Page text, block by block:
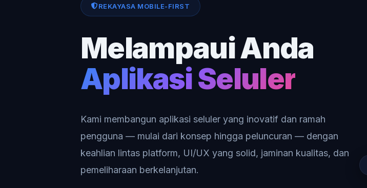
REKAYASA MOBILE-FIRST
Melampaui Anda
Aplikasi Seluler
Kami membangun aplikasi seluler yang inovatif dan ramah
pengguna — mulai dari konsep hingga peluncuran — dengan
keahlian lintas platform, UI/UX yang solid, jaminan kualitas, dan
pemeliharaan berkelanjutan.